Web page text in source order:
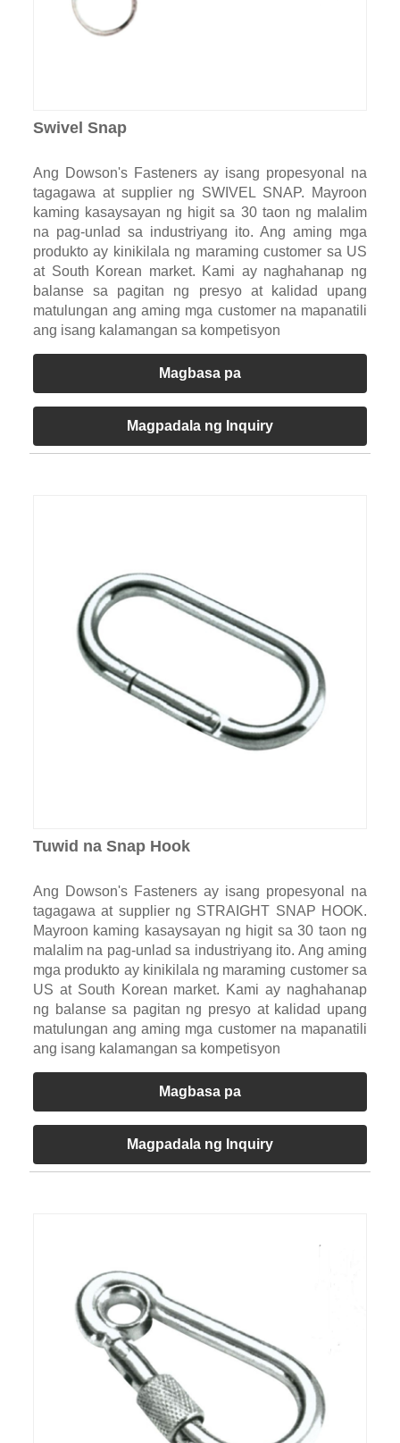
Swivel Snap
Ang Dowson's Fasteners ay isang propesyonal na
tagagawa at supplier ng SWIVEL SNAP. Mayroon
kaming kasaysayan ng higit sa 30 taon ng malalim
na pag-unlad sa industriyang ito. Ang aming mga
produkto ay kinikilala ng maraming customer sa US
at South Korean market. Kami ay naghahanap ng
balanse sa pagitan ng presyo at kalidad upang
matulungan ang aming mga customer na mapanatili
ang isang kalamangan sa kompetisyon
Magbasa pa
Magpadala ng Inquiry
Tuwid na Snap Hook
Ang Dowson's Fasteners ay isang propesyonal na
tagagawa at supplier ng STRAIGHT SNAP HOOK.
Mayroon kaming kasaysayan ng higit sa 30 taon ng
malalim na pag-unlad sa industriyang ito. Ang aming
mga produkto ay kinikilala ng maraming customer sa
US at South Korean market. Kami ay naghahanap
ng balanse sa pagitan ng presyo at kalidad upang
matulungan ang aming mga customer na mapanatili
ang isang kalamangan sa kompetisyon
Magbasa pa
Magpadala ng Inquiry